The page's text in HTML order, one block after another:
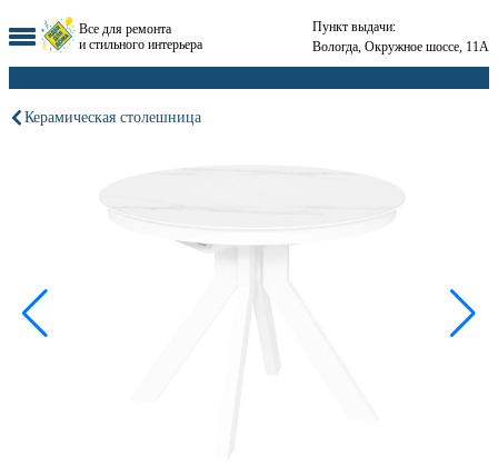
Все для ремонта
и стильного интерьера
Пункт выдачи:
Вологда, Окружное шоссе, 11А
Керамическая столешница